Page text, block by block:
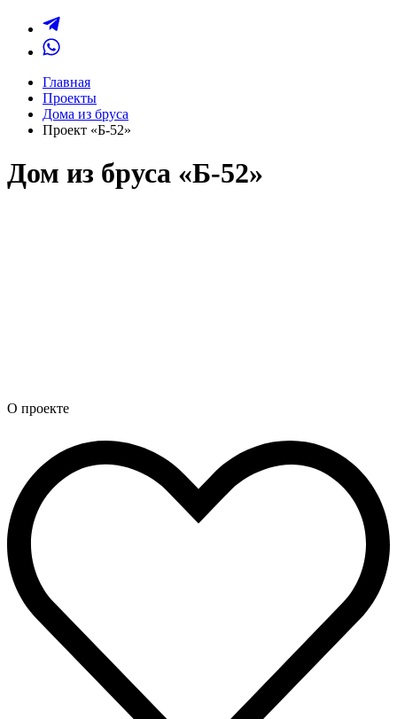
Главная
Проекты
Дома из бруса
Проект «Б-52»
Дом из бруса «Б-52»
О проекте